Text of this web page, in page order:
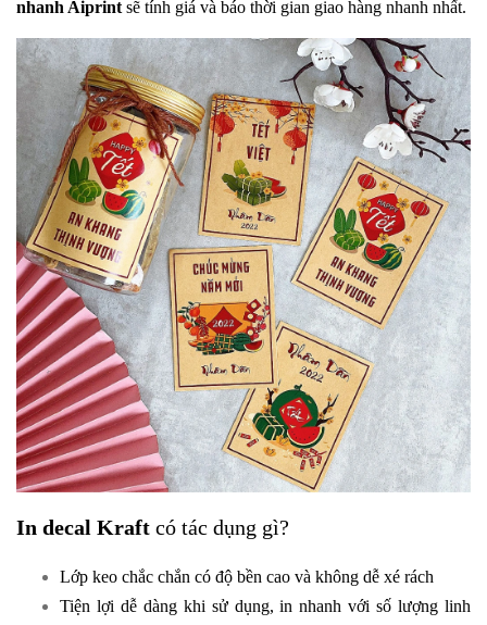
nhanh Aiprint sẽ tính giá và báo thời gian giao hàng nhanh nhất.
In decal Kraft có tác dụng gì?
Lớp keo chắc chắn có độ bền cao và không dễ xé rách
Tiện lợi dễ dàng khi sử dụng, in nhanh với số lượng linh